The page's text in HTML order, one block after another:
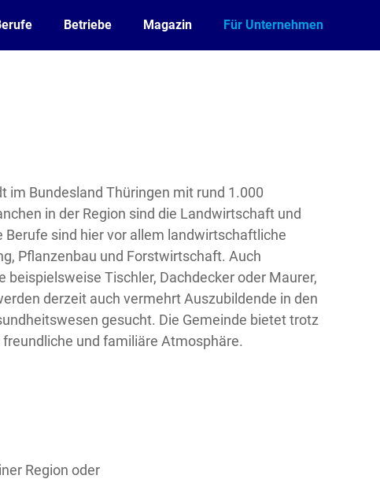
Betriebe Magazin Für Unternehmen
im Bundesland Thüringen mit rund 1.000
in der Region sind die Landwirtschaft und
Berufe sind hier vor allem landwirtschaftliche
Pflanzenbau und Forstwirtschaft. Auch
beispielsweise Tischler, Dachdecker oder Maurer,
derzeit auch vermehrt Auszubildende in den
gesucht. Die Gemeinde bietet trotz
und familiäre Atmosphäre.
Region oder